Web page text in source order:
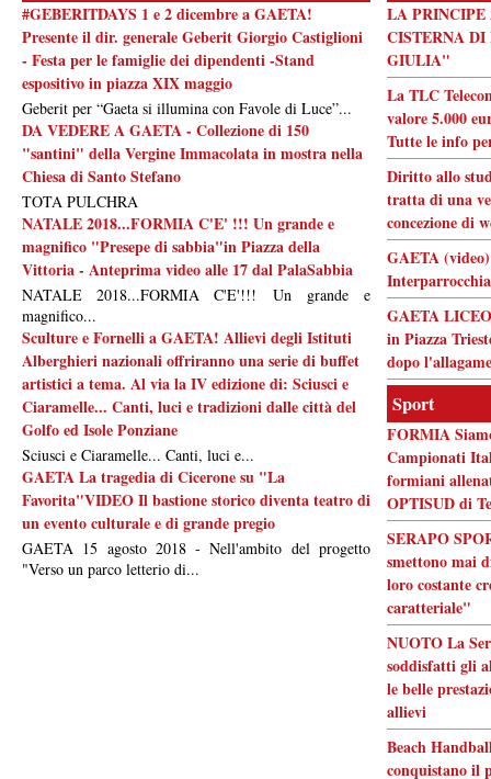
#GEBERITDAYS 1 e 2 dicembre a GAETA!
Presente il dir. generale Geberit Giorgio Castiglioni
- Festa per le famiglie dei dipendenti -Stand
espositivo in piazza XIX maggio
Geberit per “Gaeta si illumina con Favole di Luce”...
DA VEDERE A GAETA - Collezione di 150
"santini" della Vergine Immacolata in mostra nella
Chiesa di Santo Stefano
TOTA PULCHRA
NATALE 2018...FORMIA C'E' !!! Un grande e
magnifico "Presepe di sabbia"in Piazza della
Vittoria - Anteprima video alle 17 dal PalaSabbia
NATALE 2018...FORMIA C'E'!!! Un grande e
magnifico...
Sculture e Fornelli a GAETA! Allievi degli Istituti
Alberghieri nazionali offriranno una serie di buffet
artistici a tema. Al via la IV edizione di: Sciusci e
Ciaramelle... Canti, luci e tradizioni dalle città del
Golfo ed Isole Ponziane
Sciusci e Ciaramelle... Canti, luci e...
GAETA La tragedia di Cicerone su "La
Favorita"VIDEO Il bastione storico diventa teatro di
un evento culturale e di grande pregio
GAETA 15 agosto 2018 - Nell'ambito del progetto
"Verso un parco letterio di...
LA PRINCIPE
CISTERNA
GIULIA"
La TLC
valore 5.000
Tutte le info
Diritto allo
tratta di una
concezione di
GAETA
GAETA
in Piazza
dopo
Sport
FORMIA
Campionati
formiani
OPTISUD di
SERAPO
smettono mai
loro costante
caratteriale"
NUOTO La
soddisfatti gli
le belle
allievi
Beach
conquistano il